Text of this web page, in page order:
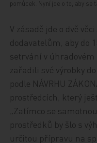
pomůcek. Nyní jde o to, aby se
V zásadě jde o dvě
dodavatelům, aby do
setrvání v úhradovém
zařadili své výrobky
podle NÁVRHU
prostředcích, který
„Zatímco se
prostředků by šlo s
určitou přípravu na